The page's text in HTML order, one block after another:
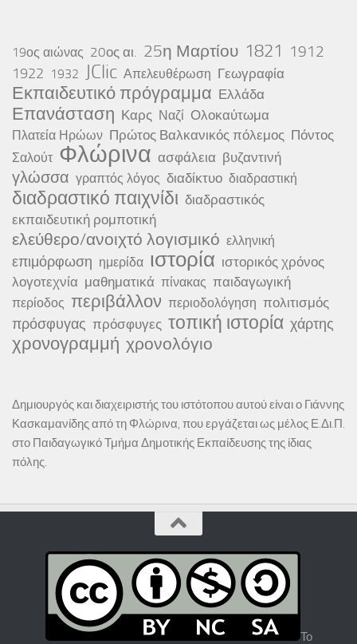
19ος αιώνας 20ος αι. 25η Μαρτίου 1821 1912
1922 1932 JClic Απελευθέρωση Γεωγραφία
Εκπαιδευτικό πρόγραμμα Ελλάδα
Επανάσταση Καρς Ναζί Ολοκαύτωμα
Πλατεία Ηρώων Πρώτος Βαλκανικός πόλεμος Πόντος
Σαλούτ Φλώρινα ασφάλεια βυζαντινή
γλώσσα γραπτός λόγος διαδίκτυο διαδραστική
διαδραστικό παιχνίδι διαδραστικός
εκπαιδευτική ρομποτική
ελεύθερο/ανοιχτό λογισμικό ελληνική
επιμόρφωση ημερίδα ιστορία ιστορικός χρόνος
λογοτεχνία μαθηματικά πίνακας παιδαγωγική
περίοδος περιβάλλον περιοδολόγηση πολιτισμός
πρόσφυγας πρόσφυγες τοπική ιστορία χάρτης
χρονογραμμή χρονολόγιο
Δημιουργός και διαχειριστής του ιστότοπου αυτού είναι ο Γιάννης
Κασκαμανίδης από τη Φλώρινα, που εργάζεται ως μέλος Ε.Δι.Π.
στο Παιδαγωγικό Τμήμα Δημοτικής Εκπαίδευσης της ίδιας
πόλης.
Το